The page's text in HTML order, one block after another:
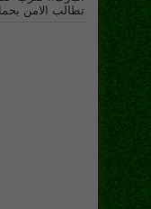
تطالب الامن